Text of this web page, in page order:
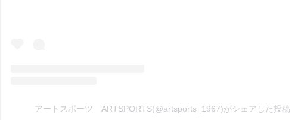
アートスポーツ ARTSPORTS(@artsports_1967)がシェアした投稿